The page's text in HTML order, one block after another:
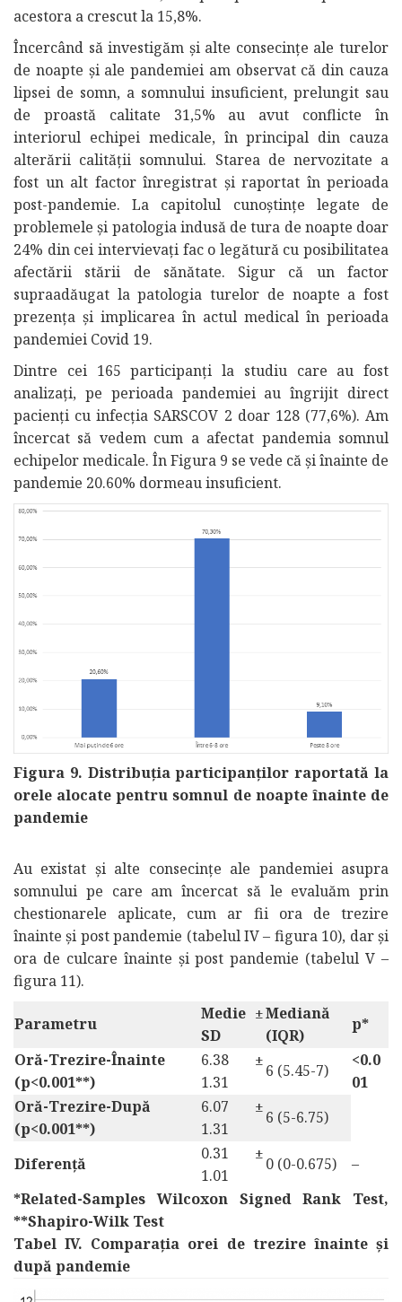
acestora a crescut la 15,8%.
Încercând să investigăm și alte consecințe ale turelor
de noapte și ale pandemiei am observat că din cauza
lipsei de somn, a somnului insuficient, prelungit sau
de proastă calitate 31,5% au avut conflicte în
interiorul echipei medicale, în principal din cauza
alterării calității somnului. Starea de nervozitate a
fost un alt factor înregistrat și raportat în perioada
post-pandemie. La capitolul cunoștințe legate de
problemele și patologia indusă de tura de noapte doar
24% din cei intervievați fac o legătură cu posibilitatea
afectării stării de sănătate. Sigur că un factor
supraadăugat la patologia turelor de noapte a fost
prezența și implicarea în actul medical în perioada
pandemiei Covid 19.
Dintre cei 165 participanți la studiu care au fost
analizați, pe perioada pandemiei au îngrijit direct
pacienți cu infecția SARSCOV 2 doar 128 (77,6%). Am
încercat să vedem cum a afectat pandemia somnul
echipelor medicale. În Figura 9 se vede că și înainte de
pandemie 20.60% dormeau insuficient.
Figura 9. Distribuția participanților raportată la
orele alocate pentru somnul de noapte înainte de
pandemie
Au existat și alte consecințe ale pandemiei asupra
somnului pe care am încercat să le evaluăm prin
chestionarele aplicate, cum ar fii ora de trezire
înainte și post pandemie (tabelul IV – figura 10), dar și
ora de culcare înainte și post pandemie (tabelul V –
figura 11).
Parametru
Medie ±
SD
Mediană
(IQR)
p*
Oră-Trezire-Înainte
(p<0.001**)
6.38 ±
1.31
6 (5.45-7)
<0.0
01
Oră-Trezire-După
(p<0.001**)
6.07 ±
1.31
6 (5-6.75)
Diferență
0.31 ±
1.01
0 (0-0.675)
–
*Related-Samples Wilcoxon Signed Rank Test,
**Shapiro-Wilk Test
Tabel IV. Comparația orei de trezire înainte și
după pandemie